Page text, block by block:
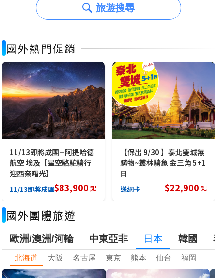
旅遊搜尋
國外熱門促銷
11/13即將成團--阿提哈德
航空 埃及【星空駱駝騎行
迎西奈曙光】
$83,900 起
【保出 9/30 】泰北雙城無
購物~叢林騎象 金三角 5+1
日
米其林推薦 $22,900 起
國外團體旅遊
歐洲/澳洲/河輪 中東亞非 日本 韓國
北海道 大阪 名古屋 東京 熊本 仙台 福岡